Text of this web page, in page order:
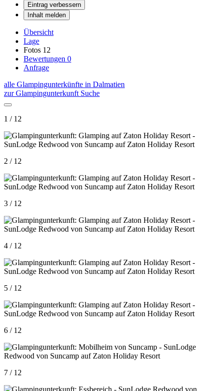
Eintrag verbessern
Inhalt melden
Übersicht
Lage
Fotos 12
Bewertungen 0
Anfrage
alle Glampingunterkünfte in Dalmatien
zur Glampingunterkunft Suche
1 / 12
2 / 12
3 / 12
4 / 12
5 / 12
6 / 12
7 / 12